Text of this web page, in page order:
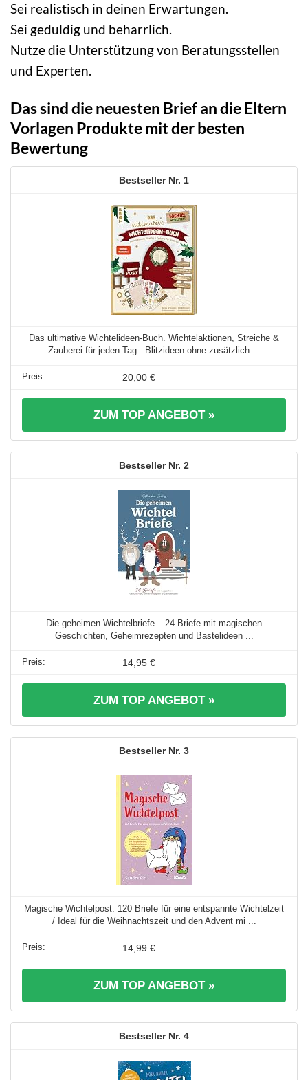
Sei realistisch in deinen Erwartungen.
Sei geduldig und beharrlich.
Nutze die Unterstützung von Beratungsstellen
und Experten.
Das sind die neuesten Brief an die Eltern
Vorlagen Produkte mit der besten
Bewertung
1
Das ultimative Wichtelideen-Buch. Wichtelaktionen, Streiche &
Zauberei für jeden Tag.: Blitzideen ohne zusätzlich ...
20,00 €
ZUM TOP ANGEBOT »
2
Die geheimen Wichtelbriefe – 24 Briefe mit magischen
Geschichten, Geheimrezepten und Bastelideen ...
14,95 €
ZUM TOP ANGEBOT »
3
Magische Wichtelpost: 120 Briefe für eine entspannte Wichtelzeit
/ Ideal für die Weihnachtszeit und den Advent mi ...
14,99 €
ZUM TOP ANGEBOT »
4